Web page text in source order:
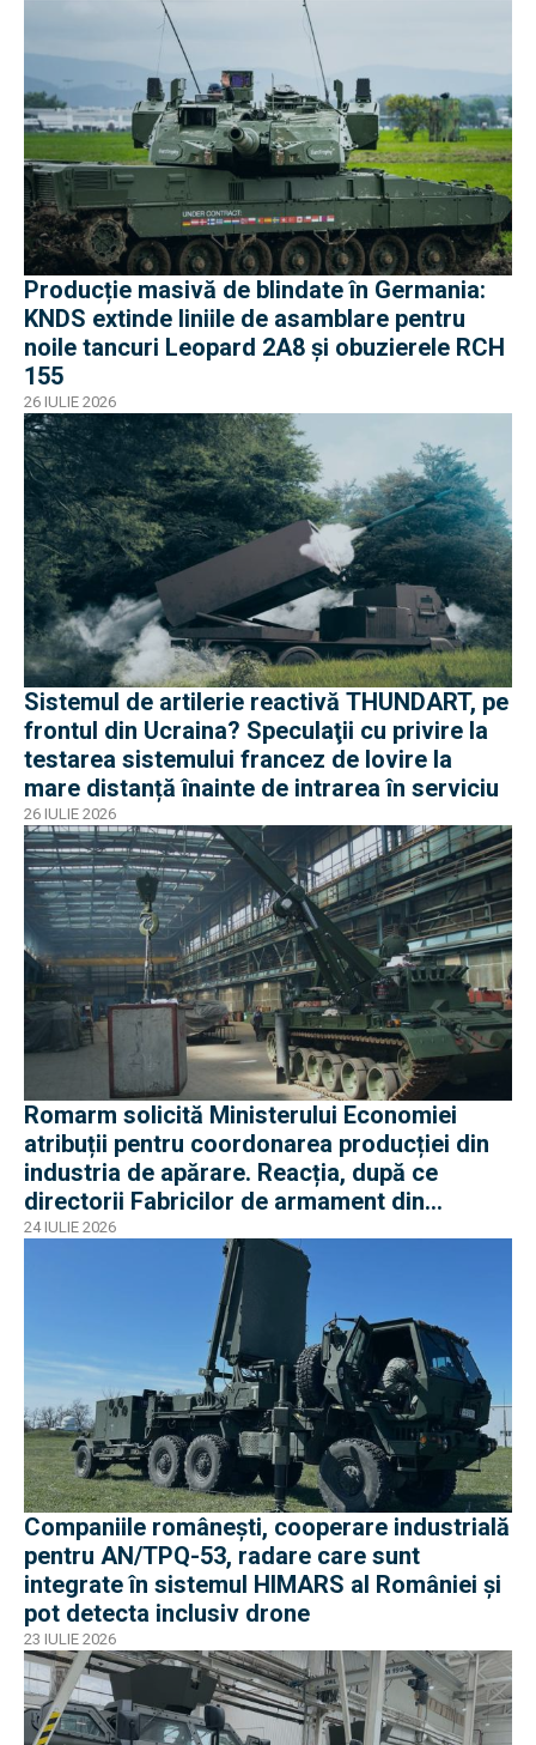
Producție masivă de blindate în Germania:
KNDS extinde liniile de asamblare pentru
noile tancuri Leopard 2A8 și obuzierele RCH
155
26 IULIE 2026
Sistemul de artilerie reactivă THUNDART, pe
frontul din Ucraina? Speculaţii cu privire la
testarea sistemului francez de lovire la
mare distanță înainte de intrarea în serviciu
26 IULIE 2026
Romarm solicită Ministerului Economiei
atribuții pentru coordonarea producției din
industria de apărare. Reacția, după ce
directorii Fabricilor de armament din
București și Plopeni au fost reținuți de DNA
24 IULIE 2026
Companiile românești, cooperare industrială
pentru AN/TPQ-53, radare care sunt
integrate în sistemul HIMARS al României și
pot detecta inclusiv drone
23 IULIE 2026